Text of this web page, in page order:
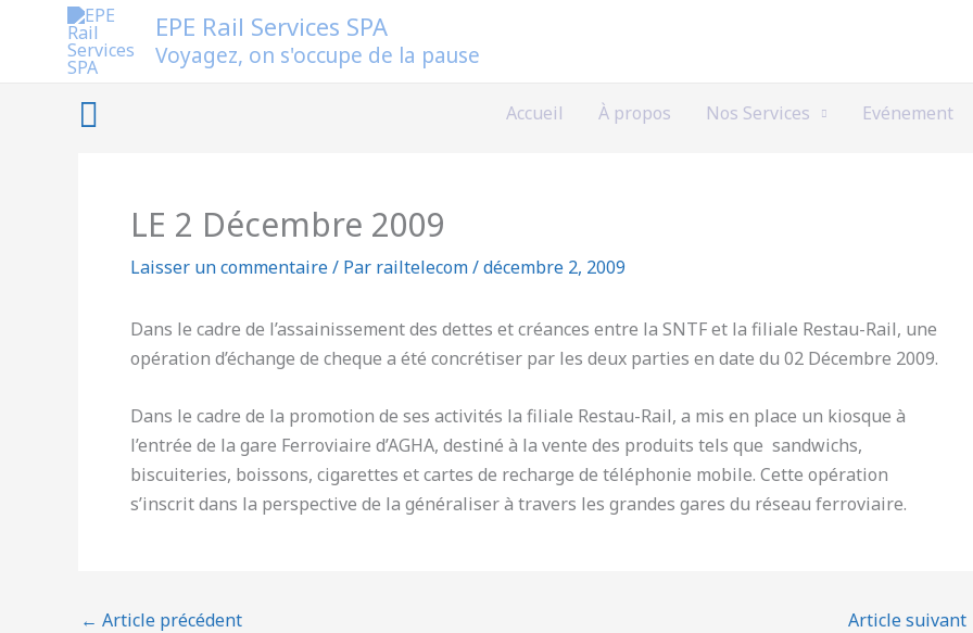
EPE Rail Services SPA
Voyagez, on s'occupe de la pause
Rechercher Accueil À propos Nos Services Evénement
LE 2 Décembre 2009
Laisser un commentaire/ Par railtelecom/décembre 2, 2009
Dans le cadre de l’assainissement des dettes et créances entre la SNTF et la filiale Restau-Rail, une
opération d’échange de cheque a été concrétiser par les deux parties en date du 02 Décembre 2009.
Dans le cadre de la promotion de ses activités la filiale Restau-Rail, a mis en place un kiosque à
l’entrée de la gare Ferroviaire d’AGHA, destiné à la vente des produits tels que sandwichs,
biscuiteries, boissons, cigarettes et cartes de recharge de téléphonie mobile. Cette opération
s’inscrit dans la perspective de la généraliser à travers les grandes gares du réseau ferroviaire.
← Article précédent Article suivant